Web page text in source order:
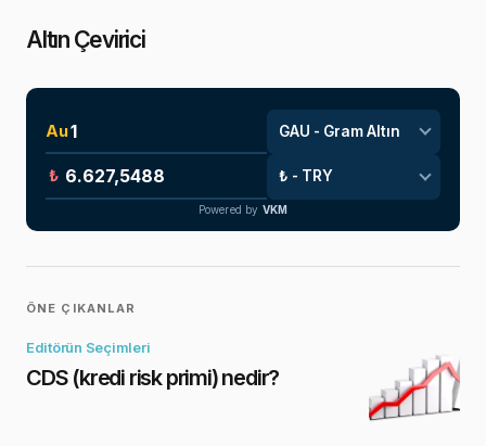
Altın Çevirici
Au
₺
Powered by VKM
ÖNE ÇIKANLAR
Editörün Seçimleri
CDS (kredi risk primi) nedir?